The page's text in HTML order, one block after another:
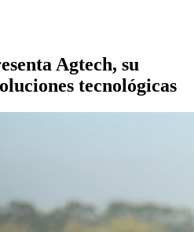
Agtech, su
tecnológicas